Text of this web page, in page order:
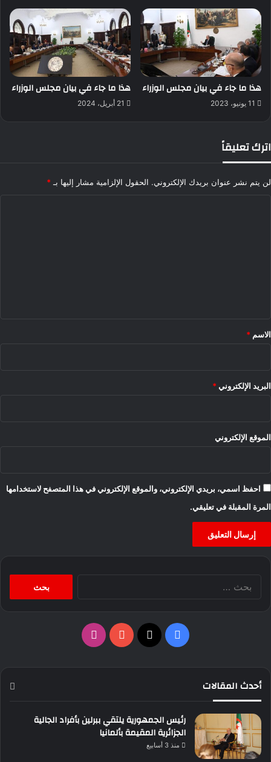
هذا ما جاء في بيان مجلس الوزراء
11 يونيو، 2023
هذا ما جاء في بيان مجلس الوزراء
21 أبريل، 2024
اترك تعليقاً
لن يتم نشر عنوان بريدك الإلكتروني. الحقول الإلزامية مشار إليها بـ *
*
الاسم *
البريد الإلكتروني *
الموقع الإلكتروني
احفظ اسمي، بريدي الإلكتروني، والموقع الإلكتروني في هذا المتصفح لاستخدامها
المرة المقبلة في تعليقي.
فيسبوك ‫YouTubeانستقرام
أحدث المقالات
رئيس الجمهورية يلتقي ببرلين بأفراد الجالية
الجزائرية المقيمة بألمانيا
منذ 3 أسابيع